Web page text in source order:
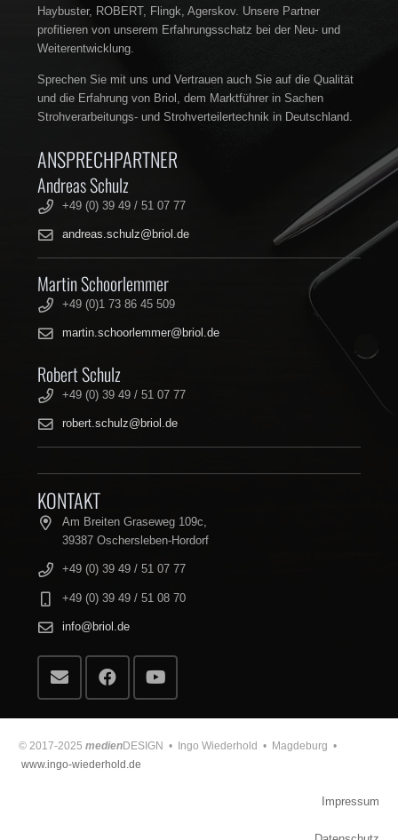
Haybuster, ROBERT, Flingk, Agerskov. Unsere Partner
profitieren von unserem Erfahrungsschatz bei der Neu- und
Weiterentwicklung.
Sprechen Sie mit uns und Vertrauen auch Sie auf die Qualität
und die Erfahrung von Briol, dem Marktführer in Sachen
Strohverarbeitungs- und Strohverteilertechnik in Deutschland.
ANSPRECHPARTNER
Andreas Schulz
+49 (0) 39 49 / 51 07 77
andreas.schulz@briol.de
Martin Schoorlemmer
+49 (0)1 73 86 45 509
martin.schoorlemmer@briol.de
Robert Schulz
+49 (0) 39 49 / 51 07 77
robert.schulz@briol.de
KONTAKT
Am Breiten Graseweg 109c,
39387 Oschersleben-Hordorf
+49 (0) 39 49 / 51 07 77
+49 (0) 39 49 / 51 08 70
info@briol.de
© 2017-2025 medienDESIGN • Ingo Wiederhold • Magdeburg •
www.ingo-wiederhold.de
Impressum